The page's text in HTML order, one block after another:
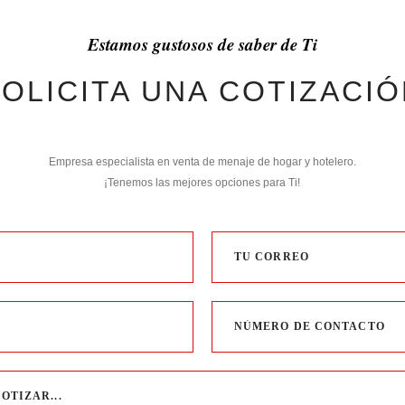
Estamos gustosos de saber de Ti
UNA
Empresa especialista en venta de menaje de hogar y hotelero.
¡Tenemos las mejores opciones para Ti!